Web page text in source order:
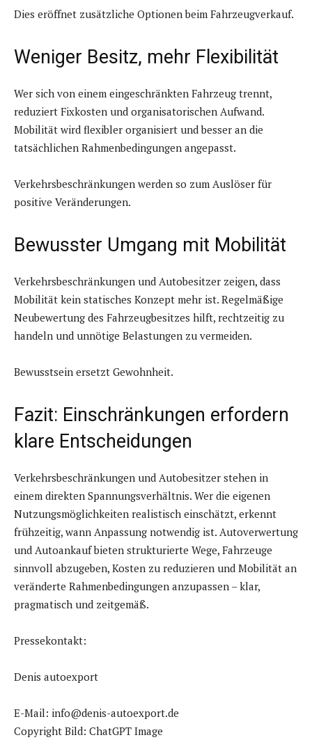
Dies eröffnet zusätzliche Optionen beim Fahrzeugverkauf.
Weniger Besitz, mehr Flexibilität
Wer sich von einem eingeschränkten Fahrzeug trennt,
reduziert Fixkosten und organisatorischen Aufwand.
Mobilität wird flexibler organisiert und besser an die
tatsächlichen Rahmenbedingungen angepasst.
Verkehrsbeschränkungen werden so zum Auslöser für
positive Veränderungen.
Bewusster Umgang mit Mobilität
Verkehrsbeschränkungen und Autobesitzer zeigen, dass
Mobilität kein statisches Konzept mehr ist. Regelmäßige
Neubewertung des Fahrzeugbesitzes hilft, rechtzeitig zu
handeln und unnötige Belastungen zu vermeiden.
Bewusstsein ersetzt Gewohnheit.
Fazit: Einschränkungen erfordern
klare Entscheidungen
Verkehrsbeschränkungen und Autobesitzer stehen in
einem direkten Spannungsverhältnis. Wer die eigenen
Nutzungsmöglichkeiten realistisch einschätzt, erkennt
frühzeitig, wann Anpassung notwendig ist. Autoverwertung
und Autoankauf bieten strukturierte Wege, Fahrzeuge
sinnvoll abzugeben, Kosten zu reduzieren und Mobilität an
veränderte Rahmenbedingungen anzupassen – klar,
pragmatisch und zeitgemäß.
Pressekontakt:
Denis autoexport
E-Mail: info@denis-autoexport.de
Copyright Bild: ChatGPT Image